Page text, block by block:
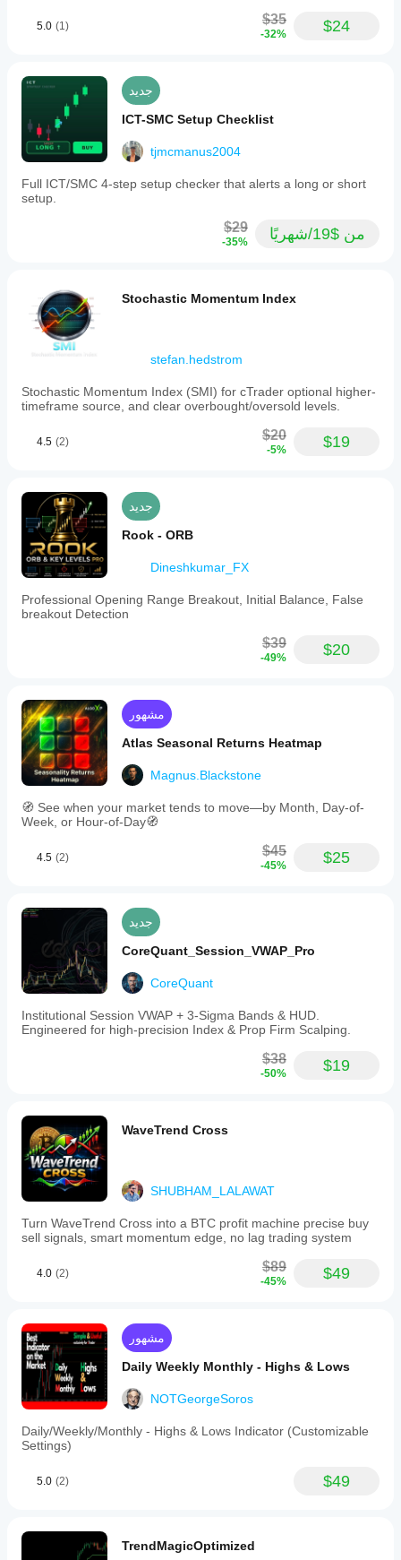
5.0 (1) $35
-32% $24
جديد
ICT-SMC Setup Checklist
tjmcmanus2004
Full ICT/SMC 4-step setup checker that alerts a long or short
setup.
$29
-35% من $19/شهريًا
Stochastic Momentum Index
stefan.hedstrom
Stochastic Momentum Index (SMI) for cTrader optional higher-
timeframe source, and clear overbought/oversold levels.
4.5 (2) $20
-5% $19
جديد
Rook - ORB
Dineshkumar_FX
Professional Opening Range Breakout, Initial Balance, False
breakout Detection
$39
-49% $20
مشهور
Atlas Seasonal Returns Heatmap
Magnus.Blackstone
🧭 See when your market tends to move—by Month, Day-of-
Week, or Hour-of-Day🧭
4.5 (2) $45
-45% $25
جديد
CoreQuant_Session_VWAP_Pro
CoreQuant
Institutional Session VWAP + 3-Sigma Bands & HUD.
Engineered for high-precision Index & Prop Firm Scalping.
$38
-50% $19
WaveTrend Cross
SHUBHAM_LALAWAT
Turn WaveTrend Cross into a BTC profit machine precise buy
sell signals, smart momentum edge, no lag trading system
4.0 (2) $89
-45% $49
مشهور
Daily Weekly Monthly - Highs & Lows
NOTGeorgeSoros
Daily/Weekly/Monthly - Highs & Lows Indicator (Customizable
Settings)
5.0 (2) $49
TrendMagicOptimized